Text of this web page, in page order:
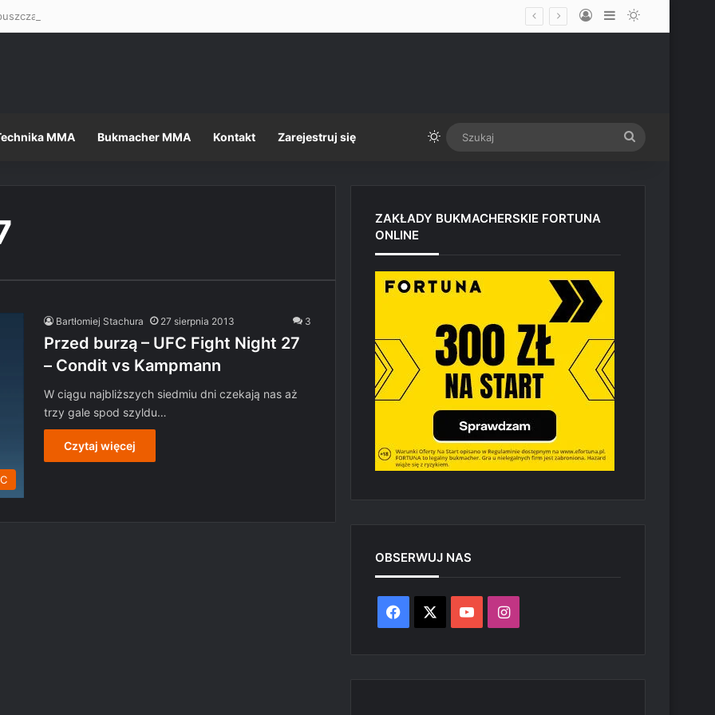
Log InSidebarSwitch skin
MMA Bukmacher MMA Kontakt Zarejestruj się Switch skin
Bartłomiej Stachura 27 sierpnia 2013 3
Przed burzą – UFC Fight Night 27
– Condit vs Kampmann
W ciągu najbliższych siedmiu dni czekają nas aż
trzy gale spod szyldu…
Czytaj więcej
ZAKŁADY BUKMACHERSKIE FORTUNA
ONLINE
OBSERWUJ NAS
Facebook YouTubeInstagram